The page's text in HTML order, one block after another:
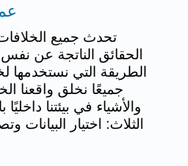
تحدث جميع
الحقائق الناتجة عن
الطريقة التي نستخدمها
جميعًا نخلق واقعنا
والأشياء في بيئتنا
الثلاث: اختيار البيانات